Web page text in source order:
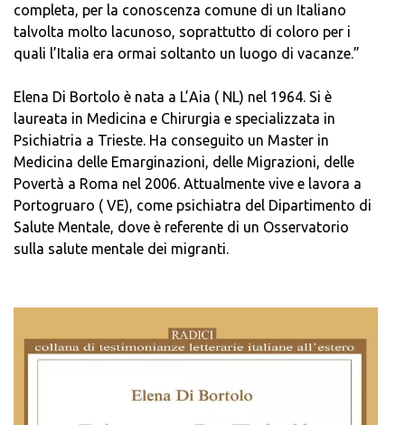
completa, per la conoscenza comune di un Italiano
talvolta molto lacunoso, soprattutto di coloro per i
quali l’Italia era ormai soltanto un luogo di vacanze.”
Elena Di Bortolo è nata a L’Aia ( NL) nel 1964. Si è
laureata in Medicina e Chirurgia e specializzata in
Psichiatria a Trieste. Ha conseguito un Master in
Medicina delle Emarginazioni, delle Migrazioni, delle
Povertà a Roma nel 2006. Attualmente vive e lavora a
Portogruaro ( VE), come psichiatra del Dipartimento di
Salute Mentale, dove è referente di un Osservatorio
sulla salute mentale dei migranti.